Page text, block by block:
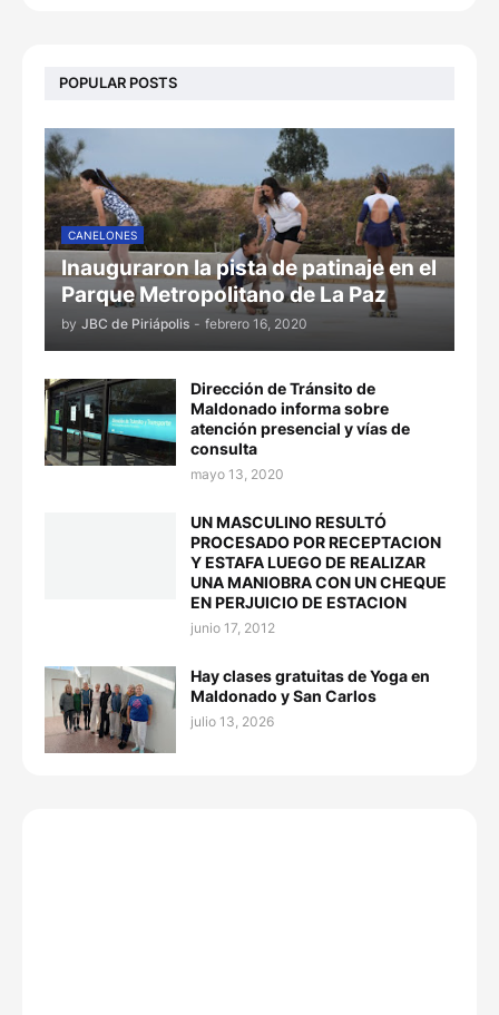
POPULAR POSTS
CANELONES
Inauguraron la pista de patinaje en el
Parque Metropolitano de La Paz
by JBC de Piriápolis - febrero 16, 2020
Dirección de Tránsito de
Maldonado informa sobre
atención presencial y vías de
consulta
mayo 13, 2020
UN MASCULINO RESULTÓ
PROCESADO POR RECEPTACION
Y ESTAFA LUEGO DE REALIZAR
UNA MANIOBRA CON UN CHEQUE
EN PERJUICIO DE ESTACION
junio 17, 2012
Hay clases gratuitas de Yoga en
Maldonado y San Carlos
julio 13, 2026